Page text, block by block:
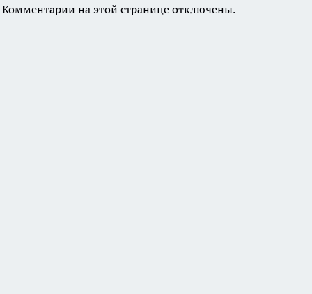
Комментарии на этой странице отключены.